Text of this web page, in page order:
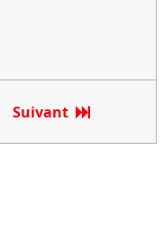
Suivant